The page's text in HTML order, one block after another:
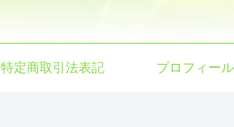
特定商取引法表記 プロフィール